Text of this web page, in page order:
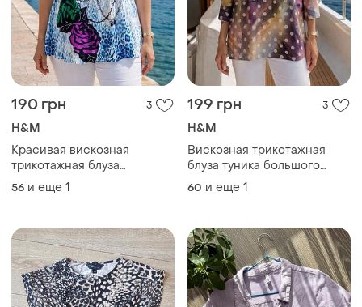
190 грн 3
H&M
Красивая вискозная
трикотажная блуза
футболка со стразами
большого размера батал
56 и еще 1
199 грн 3
H&M
Вискозная трикотажная
блуза туника большого
размера батал
60 и еще 1